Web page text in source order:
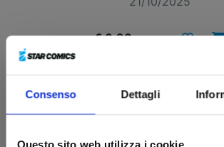
Consenso Dettagli
€ 6,90